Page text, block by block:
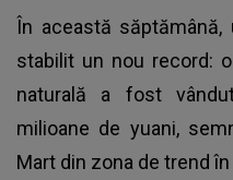
În această
stabilit un nou record:
naturală a fost
milioane de yuani,
Mart din zona de trend